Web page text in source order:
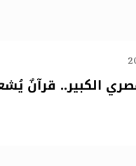
الكبير.. قرآنٌ